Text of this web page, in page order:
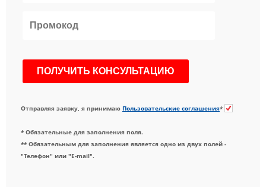
Отправляя заявку, я принимаю Пользовательские соглашения*
* Обязательные для заполнения поля.
** Обязательным для заполнения является одно из двух полей -
"Телефон" или "E-mail".